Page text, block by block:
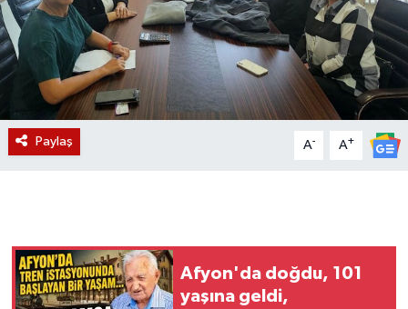
Paylaş A- A+
Afyon'da doğdu, 101
yaşına geldi,